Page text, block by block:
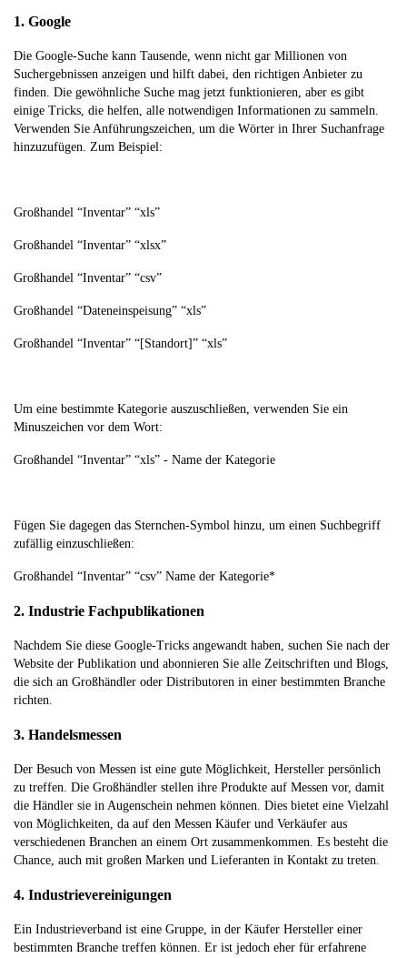
1. Google
Die Google-Suche kann Tausende, wenn nicht gar Millionen von
Suchergebnissen anzeigen und hilft dabei, den richtigen Anbieter zu
finden. Die gewöhnliche Suche mag jetzt funktionieren, aber es gibt
einige Tricks, die helfen, alle notwendigen Informationen zu sammeln.
Verwenden Sie Anführungszeichen, um die Wörter in Ihrer Suchanfrage
hinzuzufügen. Zum Beispiel:
Großhandel “Inventar” “xls”
Großhandel “Inventar” “xlsx”
Großhandel “Inventar” “csv”
Großhandel “Dateneinspeisung” “xls”
Großhandel “Inventar” “[Standort]” “xls”
Um eine bestimmte Kategorie auszuschließen, verwenden Sie ein
Minuszeichen vor dem Wort:
Großhandel “Inventar” “xls” - Name der Kategorie
Fügen Sie dagegen das Sternchen-Symbol hinzu, um einen Suchbegriff
zufällig einzuschließen:
Großhandel “Inventar” “csv” Name der Kategorie*
2. Industrie Fachpublikationen
Nachdem Sie diese Google-Tricks angewandt haben, suchen Sie nach der
Website der Publikation und abonnieren Sie alle Zeitschriften und Blogs,
die sich an Großhändler oder Distributoren in einer bestimmten Branche
richten.
3. Handelsmessen
Der Besuch von Messen ist eine gute Möglichkeit, Hersteller persönlich
zu treffen. Die Großhändler stellen ihre Produkte auf Messen vor, damit
die Händler sie in Augenschein nehmen können. Dies bietet eine Vielzahl
von Möglichkeiten, da auf den Messen Käufer und Verkäufer aus
verschiedenen Branchen an einem Ort zusammenkommen. Es besteht die
Chance, auch mit großen Marken und Lieferanten in Kontakt zu treten.
4. Industrievereinigungen
Ein Industrieverband ist eine Gruppe, in der Käufer Hersteller einer
bestimmten Branche treffen können. Er ist jedoch eher für erfahrene